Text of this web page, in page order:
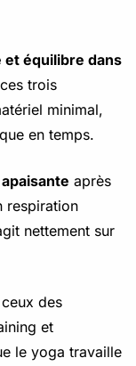
équilibre dans
trois
minimal,
en temps.
après
respiration
nettement sur
des
et
le yoga travaille